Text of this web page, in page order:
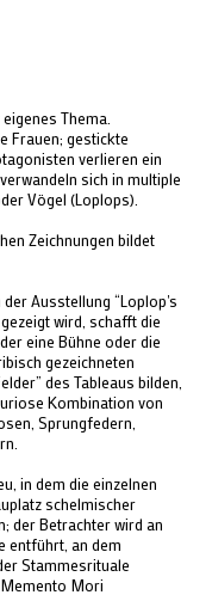
Thema.
Frauen; gestickte
verlieren ein
sich in multiple
Vögel (Loplops).
Zeichnungen bildet
der Ausstellung “Loplop's
wird, schafft die
eine Bühne oder die
gezeichneten
des Tableaus bilden,
Kombination von
Sprungfedern,
in dem die einzelnen
schelmischer
der Betrachter wird an
entführt, an dem
Stammesrituale
Mori